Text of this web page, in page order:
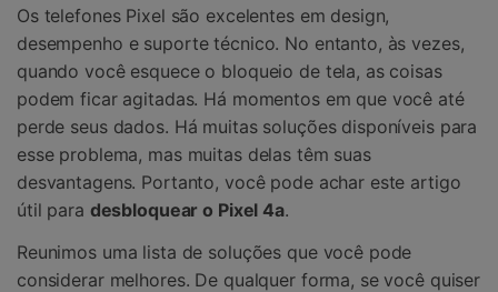
Os telefones Pixel são excelentes em design,
desempenho e suporte técnico. No entanto, às vezes,
quando você esquece o bloqueio de tela, as coisas
podem ficar agitadas. Há momentos em que você até
perde seus dados. Há muitas soluções disponíveis para
esse problema, mas muitas delas têm suas
desvantagens. Portanto, você pode achar este artigo
útil para desbloquear o Pixel 4a.
Reunimos uma lista de soluções que você pode
considerar melhores. De qualquer forma, se você quiser